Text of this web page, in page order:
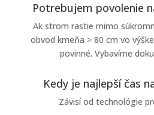
Potrebujem povolenie
Ak strom rastie mimo
obvod kmeňa > 80 cm vo
povinné. Vybavíme
Kedy je najlepší čas
Závisí od technológie